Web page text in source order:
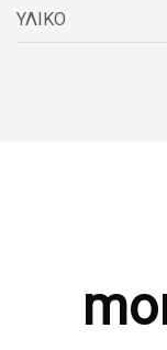
ΥΛΙΚΟ